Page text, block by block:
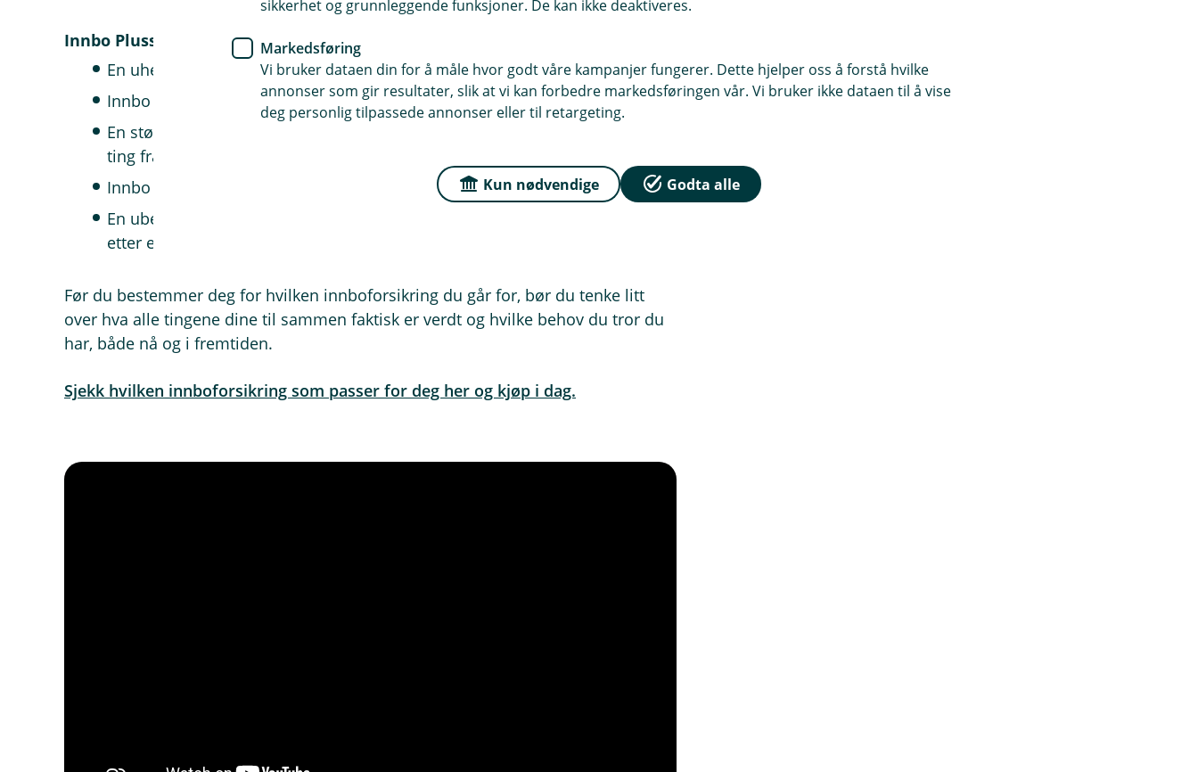
Innbo Pluss gir deg alt dette, men inkluderer også:
En uhellsforsikring ved plutselige og uforutsette ytre hendelser
Innbo som blir skadet i flytting med egen bil
En større erstatning om den dyre sykkelen eller elsparkesykkelen din eller
ting fra utearealet ditt blir stjålet.
Innbo som er permanent lagret på et annet lagersted i Norden
En ubegrenset sum til nødvendige merutgifter til opphold utenfor hjemmet
etter en erstatningsmessig bygningsskade
Før du bestemmer deg for hvilken innboforsikring du går for, bør du tenke litt
over hva alle tingene dine til sammen faktisk er verdt og hvilke behov du tror du
har, både nå og i fremtiden.
Sjekk hvilken innboforsikring som passer for deg her og kjøp i dag.
sikkerhet og grunnleggende funksjoner. De kan ikke deaktiveres.
Markedsføring
Vi bruker dataen din for å måle hvor godt våre kampanjer fungerer. Dette hjelper oss å forstå hvilke
annonser som gir resultater, slik at vi kan forbedre markedsføringen vår. Vi bruker ikke dataen til å vise
deg personlig tilpassede annonser eller til retargeting.
Kun nødvendige Godta alle